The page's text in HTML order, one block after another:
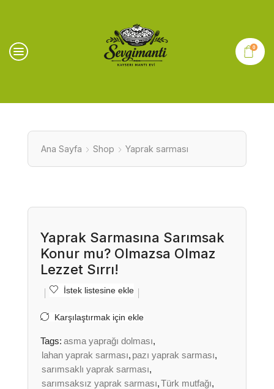
0
Ana Sayfa Shop Yaprak sarması
Yaprak Sarmasına Sarımsak
Konur mu? Olmazsa Olmaz
Lezzet Sırrı!
İstek listesine ekle
Karşılaştırmak için ekle
Tags: asma yaprağı dolması,
lahan yaprak sarması, pazı yaprak sarması,
sarımsaklı yaprak sarması,
sarımsaksız yaprak sarması,Türk mutfağı,